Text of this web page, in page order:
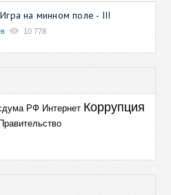
на минном поле - III
10 778
РФ Интернет Коррупция